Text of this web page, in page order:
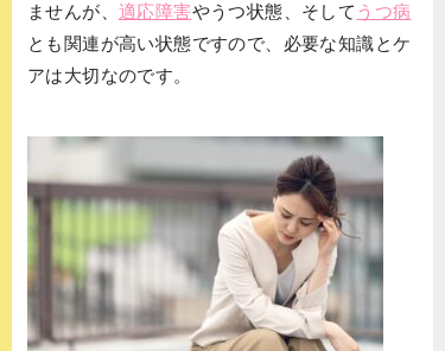
ませんが、 適応障害やうつ状態、そして うつ病
とも関連が高い状態ですので、必要な知識とケ
アは大切なのです。